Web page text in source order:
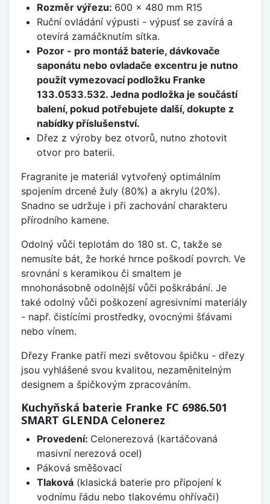
Rozměr výřezu: 600 x 480 mm R15
Ruční ovládání výpusti - výpusť se zavírá a
otevírá zamáčknutím sítka.
Pozor - pro montáž baterie, dávkovače
saponátu nebo ovladače excentru je nutno
použít vymezovací podložku Franke
133.0533.532. Jedna podložka je součástí
balení, pokud potřebujete další, dokupte z
nabídky příslušenství.
Dřez z výroby bez otvorů, nutno zhotovit
otvor pro baterii.
Fragranite je materiál vytvořený optimálním
spojením drcené žuly (80%) a akrylu (20%).
Snadno se udržuje i při zachování charakteru
přírodního kamene.
Odolný vůči teplotám do 180 st. C, takže se
nemusíte bát, že horké hrnce poškodí povrch. Ve
srovnání s keramikou či smaltem je
mnohonásobně odolnější vůči poškrábání. Je
také odolný vůči poškození agresivními materiály
- např. čistícími prostředky, ovocnými šťávami
nebo vínem.
Dřezy Franke patří mezi světovou špičku - dřezy
jsou vyhlášené svou kvalitou, nezaměnitelným
designem a špičkovým zpracováním.
Kuchyňská baterie Franke FC 6986.501
SMART GLENDA Celonerez
Provedení: Celonerezová (kartáčovaná
masivní nerezová ocel)
Páková směšovací
Tlaková(klasická baterie pro připojení k
vodnímu řádu nebo tlakovému ohřívači)